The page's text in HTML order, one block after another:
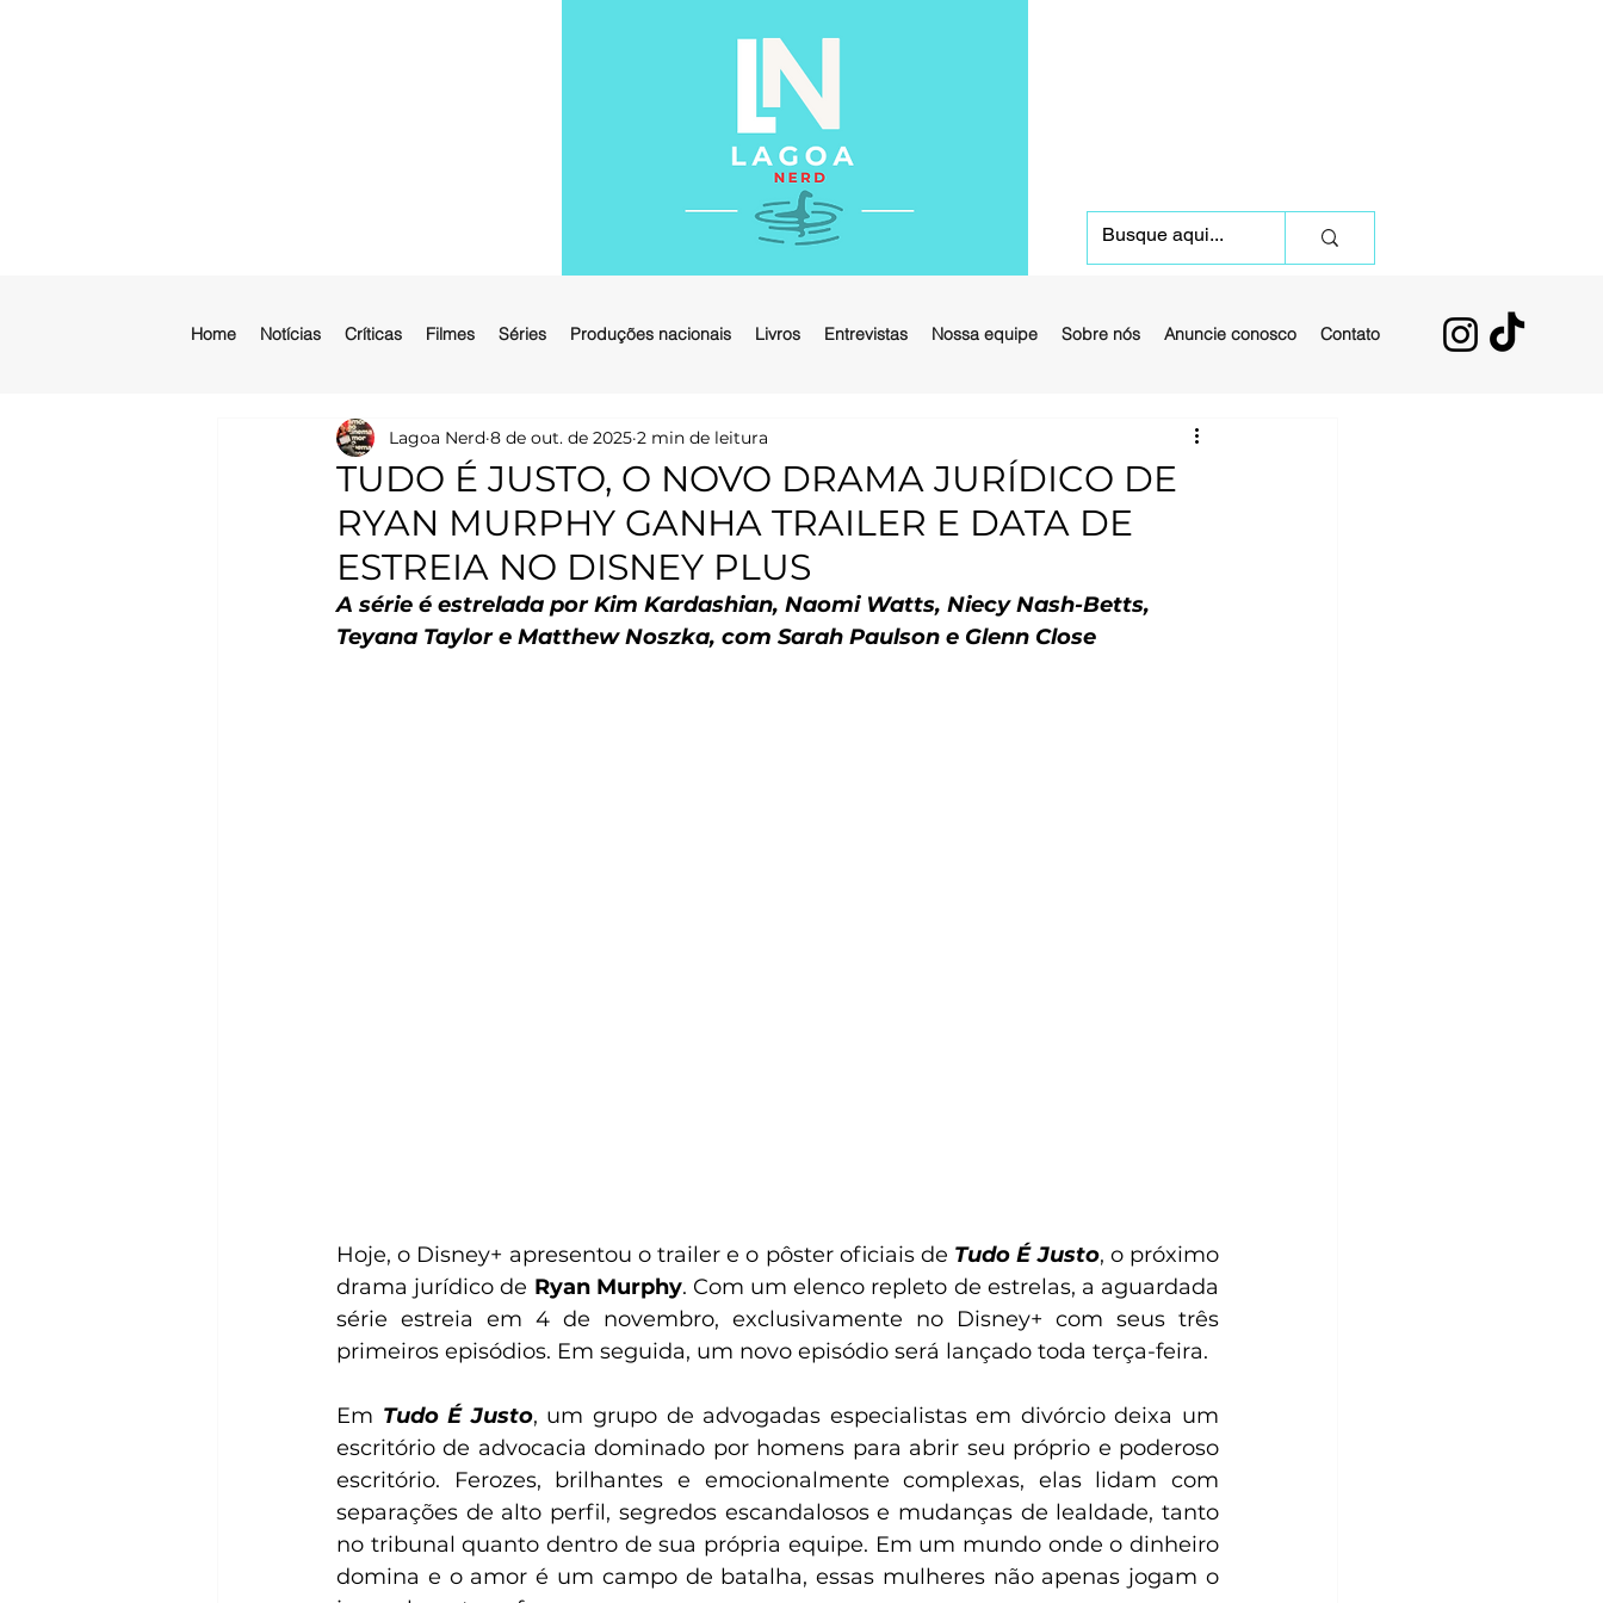
Home Notícias Críticas Filmes Séries Produções nacionais Livros Entrevistas Nossa equipe Sobre nós Anuncie conosco Contato
TUDO É JUSTO, O NOVO DRAMA JURÍDICO DE
RYAN MURPHY GANHA TRAILER E DATA DE
ESTREIA NO DISNEY PLUS
Lagoa Nerd 8 de out. de 2025 2 min de leitura
A série é estrelada por Kim Kardashian, Naomi Watts, Niecy Nash-Betts,
Teyana Taylor e Matthew Noszka, com Sarah Paulson e Glenn Close
Hoje, o Disney+ apresentou o trailer e o pôster oficiais de Tudo É Justo, o próximo
drama jurídico de Ryan Murphy. Com um elenco repleto de estrelas, a aguardada
série estreia em 4 de novembro, exclusivamente no Disney+ com seus três
primeiros episódios. Em seguida, um novo episódio será lançado toda terça-feira.
Em Tudo É Justo, um grupo de advogadas especialistas em divórcio deixa um
escritório de advocacia dominado por homens para abrir seu próprio e poderoso
escritório. Ferozes, brilhantes e emocionalmente complexas, elas lidam com
separações de alto perfil, segredos escandalosos e mudanças de lealdade, tanto
no tribunal quanto dentro de sua própria equipe. Em um mundo onde o dinheiro
domina e o amor é um campo de batalha, essas mulheres não apenas jogam o